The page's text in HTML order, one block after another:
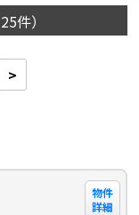
25件）
>
物件
詳細